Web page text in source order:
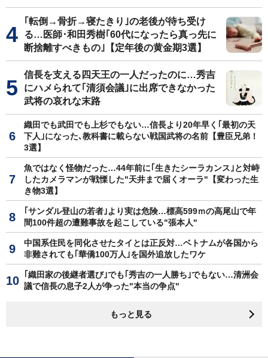
｢転倒→骨折→寝たきり｣の老後が待ち受け
る…医師･和田秀樹｢60代になったら真っ先に
断捨離すべきもの｣【定年後の黄金期3選】
信長を支える四天王の一人だったのに…秀吉
にハメられて｢清須会議｣に出席できなかった
武将の哀れな末路
織田でも武田でも上杉でもない…信長より20年早く｢最初の天
下人｣になった､教科書に載らない戦国武将の名前【豊臣兄弟！
3選】
魚ではなく怪物だった…44年前に｢生きたシーラカンス｣と対峙
したカメラマンが戦慄した"天井まで届くオーラ"【変わった生
き物3選】
｢サンダル登山の若者｣より実は危険…標高599ｍの高尾山で年
間100件超の遭難事故を起こしている"張本人"
中国系住民を同化させたタイとは正反対…ベトナムが各国から
非難されても｢華僑100万人｣を国外追放したワケ
｢織田家の後継者選び｣でも｢秀吉の一人勝ち｣でもない…清洲会
議で信長の息子2人が争った"本当の争点"
もっと見る